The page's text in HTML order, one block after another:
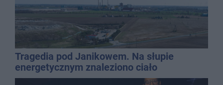
Tragedia pod Janikowem. Na słupie
energetycznym znaleziono ciało
mężczyzny